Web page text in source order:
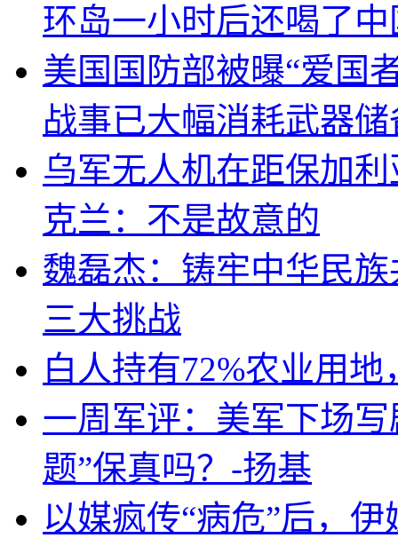
环岛一小时后还喝了
美国国防部被曝“爱国
战事已大幅消耗武器储
乌军无人机在距保加
克兰：不是故意的
魏磊杰：铸牢中华民
三大挑战
白人持有72%农业用
一周军评：美军下场
题”保真吗？-扬基
以媒疯传“病危”后，